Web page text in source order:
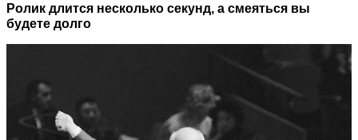
Ролик длится несколько секунд, а смеяться вы
будете долго